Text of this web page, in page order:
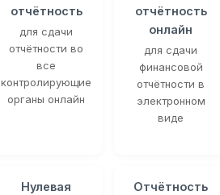
отчётность
для сдачи
отчётности во
все
контролирующие
органы онлайн
отчётность
онлайн
для сдачи
финансовой
отчётности в
электронном
виде
Нулевая
Отчётность